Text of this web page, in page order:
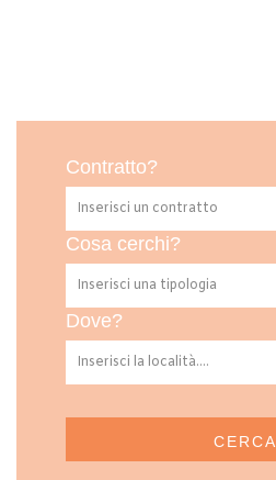
Contratto?
Cosa cerchi?
Dove?
CERCA